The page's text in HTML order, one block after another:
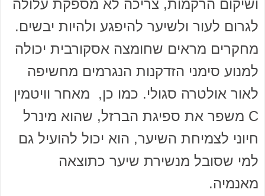
ושיקום הרקמות, צריכה לא מספקת עלולה
לגרום לעור ולשיער להיפגע ולהיות יבשים.
מחקרים מראים שחומצה אסקורבית יכולה
למנוע סימני הזדקנות הנגרמים מחשיפה
לאור אולטרה סגולי. כמו כן, מאחר וויטמין
C משפר את ספיגת הברזל, שהוא מינרל
חיוני לצמיחת השיער, הוא יכול להועיל גם
למי שסובל מנשירת שיער כתוצאה
מאנמיה.